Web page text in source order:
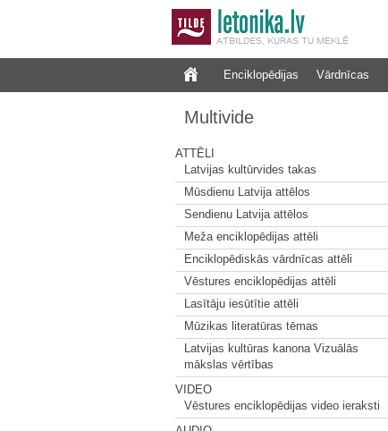
Enciklopēdijas Vārdnīcas
Multivide
ATTĒLI
Latvijas kultūrvides takas
Mūsdienu Latvija attēlos
Sendienu Latvija attēlos
Meža enciklopēdijas attēli
Enciklopēdiskās vārdnīcas attēli
Vēstures enciklopēdijas attēli
Lasītāju iesūtītie attēli
Mūzikas literatūras tēmas
Latvijas kultūras kanona Vizuālās
mākslas vērtības
VIDEO
Vēstures enciklopēdijas video ieraksti